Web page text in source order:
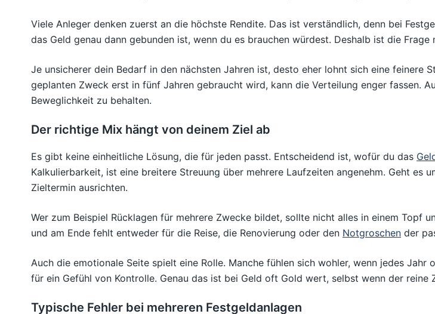
Viele Anleger denken zuerst an die höchste Rendite. Das ist verständlich, denn bei
das Geld genau dann gebunden ist, wenn du es brauchen würdest. Deshalb ist die
Je unsicherer dein Bedarf in den nächsten Jahren ist, desto eher lohnt sich eine feinere
geplanten Zweck erst in fünf Jahren gebraucht wird, kann die Verteilung enger fassen.
Beweglichkeit zu behalten.
Der richtige Mix hängt von deinem Ziel ab
Es gibt keine einheitliche Lösung, die für jeden passt. Entscheidend ist, wofür du das
Kalkulierbarkeit, ist eine breitere Streuung über mehrere Laufzeiten angenehm. Geht es
Zieltermin ausrichten.
Wer zum Beispiel Rücklagen für mehrere Zwecke bildet, sollte nicht alles in einem Topf
und am Ende fehlt entweder für die Reise, die Renovierung oder den Notgroschen der
Auch die emotionale Seite spielt eine Rolle. Manche fühlen sich wohler, wenn jedes
für ein Gefühl von Kontrolle. Genau das ist bei Geld oft Gold wert, selbst wenn der
Typische Fehler bei mehreren Festgeldanlagen